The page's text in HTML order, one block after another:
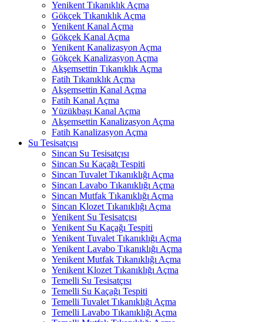
Yenikent Tıkanıklık Açma
Gökçek Tıkanıklık Açma
Yenikent Kanal Açma
Gökçek Kanal Açma
Yenikent Kanalizasyon Açma
Gökçek Kanalizasyon Açma
Akşemsettin Tıkanıklık Açma
Fatih Tıkanıklık Açma
Akşemsettin Kanal Açma
Fatih Kanal Açma
Yüzükbaşı Kanal Açma
Akşemsettin Kanalizasyon Açma
Fatih Kanalizasyon Açma
Su Tesisatçısı
Sincan Su Tesisatçısı
Sincan Su Kaçağı Tespiti
Sincan Tuvalet Tıkanıklığı Açma
Sincan Lavabo Tıkanıklığı Açma
Sincan Mutfak Tıkanıklığı Açma
Sincan Klozet Tıkanıklığı Açma
Yenikent Su Tesisatçısı
Yenikent Su Kaçağı Tespiti
Yenikent Tuvalet Tıkanıklığı Açma
Yenikent Lavabo Tıkanıklığı Açma
Yenikent Mutfak Tıkanıklığı Açma
Yenikent Klozet Tıkanıklığı Açma
Temelli Su Tesisatçısı
Temelli Su Kaçağı Tespiti
Temelli Tuvalet Tıkanıklığı Açma
Temelli Lavabo Tıkanıklığı Açma